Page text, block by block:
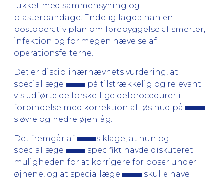
lukket med sam­mensyning og
plasterbandage. Endelig lagde han en
postoperativ plan om forebyggelse af smerter,
in­fektion og for megen hævelse af
operationsfelterne.
Det er disciplinærnævnets vurdering, at
speciallæge
på tilstrækkelig og relevant
vis udførte de forskellige delprocedurer i
forbindelse med korrektion af løs hud på
s øvre og nedre øjenlåg.
Det fremgår af
s klage, at hun og
speciallæge
specifikt havde diskuteret
muligheden for at korrigere for po­ser under
øjnene, og at speciallæge
skulle have